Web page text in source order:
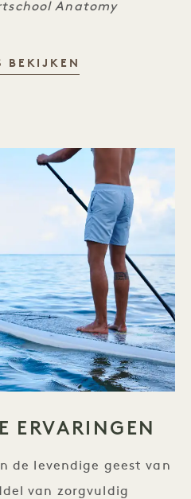
Anatomy
BEKIJKEN
ERVARINGEN
de levendige geest van
van zorgvuldig